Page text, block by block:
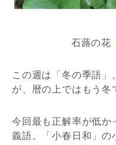
石蕗の花
この週は「冬の季語」
が、暦の上ではもう冬
今回最も正解率が低か
義語。「小春日和」の